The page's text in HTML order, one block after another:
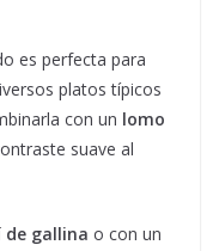
es perfecta para
platos típicos
con un lomo
suave al
de gallina o con un